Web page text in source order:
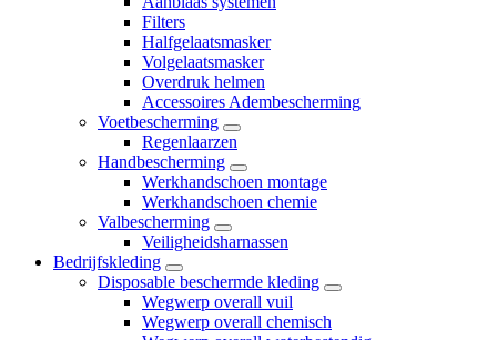
Filters
Halfgelaatsmasker
Volgelaatsmasker
Overdruk helmen
Accessoires Adembescherming
Voetbescherming
Regenlaarzen
Handbescherming
Werkhandschoen montage
Werkhandschoen chemie
Valbescherming
Veiligheidsharnassen
Bedrijfskleding
Disposable beschermde kleding
Wegwerp overall vuil
Wegwerp overall chemisch